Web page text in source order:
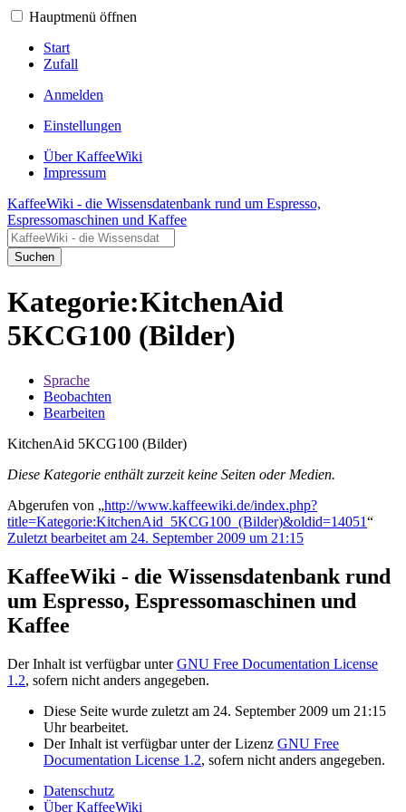
Hauptmenü öffnen
Start
Zufall
Anmelden
Einstellungen
Über KaffeeWiki
Impressum
KaffeeWiki - die Wissensdatenbank rund um Espresso,
Espressomaschinen und Kaffee
Suchen
Kategorie:KitchenAid
5KCG100 (Bilder)
Sprache
Beobachten
Bearbeiten
KitchenAid 5KCG100 (Bilder)
Diese Kategorie enthält zurzeit keine Seiten oder Medien.
Abgerufen von „http://www.kaffeewiki.de/index.php?
title=Kategorie:KitchenAid_5KCG100_(Bilder)&oldid=14051“
Zuletzt bearbeitet am 24. September 2009 um 21:15
KaffeeWiki - die Wissensdatenbank rund
um Espresso, Espressomaschinen und
Kaffee
Der Inhalt ist verfügbar unterGNU Free Documentation License
1.2, sofern nicht anders angegeben.
Diese Seite wurde zuletzt am 24. September 2009 um 21:15
Uhr bearbeitet.
Der Inhalt ist verfügbar unter der Lizenz GNU Free
Documentation License 1.2, sofern nicht anders angegeben.
Datenschutz
Über KaffeeWiki